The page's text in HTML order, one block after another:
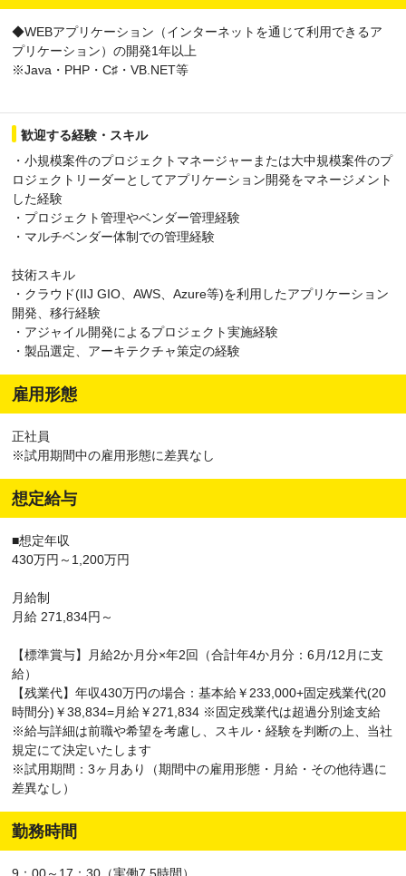
◆WEBアプリケーション（インターネットを通じて利用できるア
プリケーション）の開発1年以上
※Java・PHP・C♯・VB.NET等
歓迎する経験・スキル
・小規模案件のプロジェクトマネージャーまたは大中規模案件のプ
ロジェクトリーダーとしてアプリケーション開発をマネージメント
した経験
・プロジェクト管理やベンダー管理経験
・マルチベンダー体制での管理経験
技術スキル
・クラウド(IIJ GIO、AWS、Azure等)を利用したアプリケーション
開発、移行経験
・アジャイル開発によるプロジェクト実施経験
・製品選定、アーキテクチャ策定の経験
雇用形態
正社員
※試用期間中の雇用形態に差異なし
想定給与
■想定年収
430万円～1,200万円
月給制
月給 271,834円～
【標準賞与】月給2か月分×年2回（合計年4か月分：6月/12月に支
給）
【残業代】年収430万円の場合：基本給￥233,000+固定残業代(20
時間分)￥38,834=月給￥271,834 ※固定残業代は超過分別途支給
※給与詳細は前職や希望を考慮し、スキル・経験を判断の上、当社
規定にて決定いたします
※試用期間：3ヶ月あり（期間中の雇用形態・月給・その他待遇に
差異なし）
勤務時間
9：00～17：30（実働7.5時間）